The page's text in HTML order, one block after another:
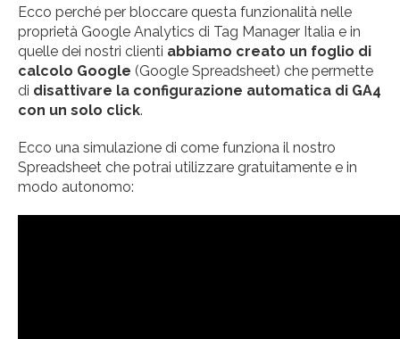
Ecco perché per bloccare questa funzionalità nelle
proprietà Google Analytics di Tag Manager Italia e in
quelle dei nostri clienti abbiamo creato un foglio di
calcolo Google (Google Spreadsheet) che permette
di disattivare la configurazione automatica di GA4
con un solo click.
Ecco una simulazione di come funziona il nostro
Spreadsheet che potrai utilizzare gratuitamente e in
modo autonomo: